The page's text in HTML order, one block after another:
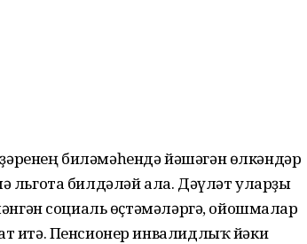
биләмәһендә йәшәгән өлкәндәр
льгота билдәләй ала. Дәүләт уларҙы
социаль өҫтәмәләргә, ойошмалар
итә. Пенсионер инвалидлыҡ йәки